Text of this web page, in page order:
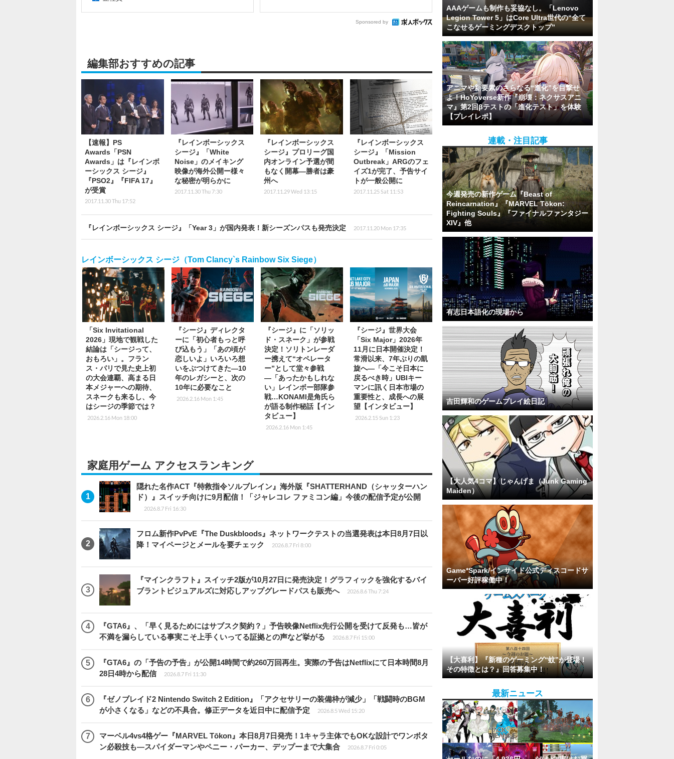
Sponsored by
編集部おすすめの記事
【速報】PS
Awards「PSN
Awards」は『レインボ
ーシックス シージ』
『PSO2』『FIFA 17』
が受賞
2017.11.30 Thu 17:52
『レインボーシックス
シージ』「White
Noise」のメイキング
映像が海外公開ー様々
な秘密が明らかに
2017.11.30 Thu 7:30
『レインボーシックス
シージ』プロリーグ国
内オンライン予選が間
もなく開幕―勝者は豪
州へ
2017.11.29 Wed 13:15
『レインボーシックス
シージ』「Mission
Outbreak」ARGのフェ
イズ1が完了、予告サイ
トが一般公開に
2017.11.25 Sat 11:53
『レインボーシックス シージ』「Year 3」が国内発表！新シーズンパスも発売決定 2017.11.20 Mon 17:35
レインボーシックス シージ（Tom Clancy`s Rainbow Six Siege）
「Six Invitational
2026」現地で観戦した
結論は「シージって、
おもろい」。フラン
ス・パリで見た史上初
の大会連覇、高まる日
本メジャーへの期待、
スネークも来るし、今
はシージの季節では？
2026.2.16 Mon 18:00
『シージ』ディレクタ
ーに「初心者もっと呼
び込もう」「あの頃が
恋しいよ」いろいろ想
いをぶつけてきた―10
年のレガシーと、次の
10年に必要なこと
2026.2.16 Mon 1:45
『シージ』に「ソリッ
ド・スネーク」が参戦
決定！ソリトンレーダ
ー携えて“オペレータ
ー”として堂々参戦
―「あったかもしれな
い」レインボー部隊参
戦…KONAMI是角氏ら
が語る制作秘話【イン
タビュー】
2026.2.16 Mon 1:45
『シージ』世界大会
「Six Major」2026年
11月に日本開催決定！
常滑以来、7年ぶりの凱
旋へ―「今こそ日本に
戻るべき時」UBIキー
マンに訊く日本市場の
重要性と、成長への展
望【インタビュー】
2026.2.15 Sun 1:23
家庭用ゲーム アクセスランキング
隠れた名作ACT『特救指令ソルブレイン』海外版『SHATTERHAND（シャッターハン
ド）』スイッチ向けに9月配信！「ジャレコレ ファミコン編」今後の配信予定が公開
2026.8.7 Fri 16:30
フロム新作PvPvE『The Duskbloods』ネットワークテストの当選発表は本日8月7日以
降！マイページとメールを要チェック
2026.8.7 Fri 8:00
『マインクラフト』スイッチ2版が10月27日に発売決定！グラフィックを強化するバイ
ブラントビジュアルズに対応しアップグレードパスも販売へ
2026.8.6 Thu 7:24
『GTA6』、「早く見るためにはサブスク契約？」予告映像Netflix先行公開を受けて反発も…皆が
不満を漏らしている事実こそ上手くいってる証拠との声など挙がる
2026.8.7 Fri 15:00
『GTA6』の「予告の予告」が公開14時間で約260万回再生。実際の予告はNetflixにて日本時間8月
28日4時から配信
2026.8.7 Fri 11:30
『ゼノブレイド2 Nintendo Switch 2 Edition』「アクセサリーの装備枠が減少」「戦闘時のBGM
が小さくなる」などの不具合。修正データを近日中に配信予定
2026.8.5 Wed 15:20
マーベル4vs4格ゲー『MARVEL Tōkon』本日8月7日発売！1キャラ主体でもOKな設計でワンボタ
ン必殺技も―スパイダーマンやペニー・パーカー、デップーまで大集合
2026.8.7 Fri 0:05
AAAゲームも制作も妥協なし。「Lenovo
Legion Tower 5」はCore Ultra世代の“全て
こなせるゲーミングデスクトップ”
アニマや新要素のさらなる“進化”を目撃せ
よ！HoYoverse新作『崩壊：ネクサスアニ
マ』第2回βテストの「進化テスト」を体験
【プレイレポ】
連載・注目記事
今週発売の新作ゲーム『Beast of
Reincarnation』『MARVEL Tōkon:
Fighting Souls』『ファイナルファンタジー
XIV』他
有志日本語化の現場から
吉田輝和のゲームプレイ絵日記
【大人気4コマ】じゃんげま（Junk Gaming
Maiden）
Game*Spark/インサイド公式ディスコードサ
ーバー好評稼働中！
【大喜利】『新種のゲーミング“蚊”が登場！
その特徴とは？』回答募集中！
最新ニュース